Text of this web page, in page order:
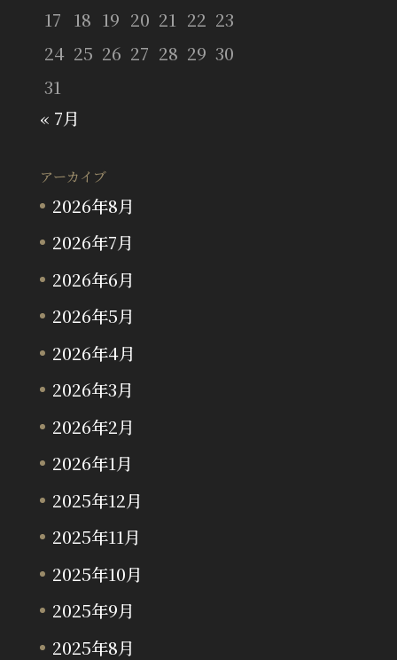
17 18 19 20 21 22 23
24 25 26 27 28 29 30
31
« 7月
アーカイブ
2026年8月
2026年7月
2026年6月
2026年5月
2026年4月
2026年3月
2026年2月
2026年1月
2025年12月
2025年11月
2025年10月
2025年9月
2025年8月